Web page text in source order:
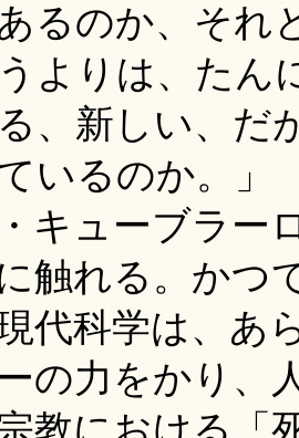
るのか、それ
よりは、たん
、新しい、だ
いるのか。」
キューブラー
触れる。かつ
代科学は、あ
の力をかり、
教における「